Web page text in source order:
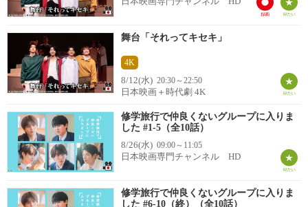
舞台「それってキセキ」
4K
8/12(水) 20:30～22:50
日本映画＋時代劇 4K
修学旅行で仲良くないグループに入りま
した #1-5（全10話）
8/26(水) 09:00～11:05
日本映画専門チャンネル HD
修学旅行で仲良くないグループに入りま
した #6-10（終）（全10話）